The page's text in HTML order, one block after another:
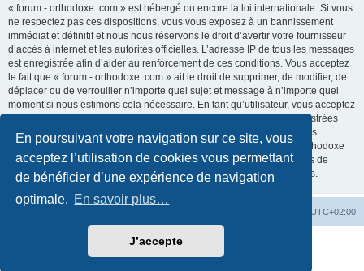
En poursuivant votre navigation sur ce site, vous
acceptez l’utilisation de cookies vous permettant
de bénéficier d’une expérience de navigation
optimale. En savoir plus…
J’accepte
« forum - orthodoxe .com » est hébergé ou encore la loi internationale. Si vous
ne respectez pas ces dispositions, vous vous exposez à un bannissement
immédiat et définitif et nous nous réservons le droit d’avertir votre fournisseur
d’accès à internet et les autorités officielles. L’adresse IP de tous les messages
est enregistrée afin d’aider au renforcement de ces conditions. Vous acceptez
le fait que « forum - orthodoxe .com » ait le droit de supprimer, de modifier, de
déplacer ou de verrouiller n’importe quel sujet et message à n’importe quel
moment si nous estimons cela nécessaire. En tant qu’utilisateur, vous acceptez
que toutes les informations que vous avez renseignées soient enregistrées
dans notre base de données. Bien que ces informations ne seront pas
diffusées à une tierce partie sans votre consentement, ni « forum - orthodoxe
.com », ni phpBB, ne pourront être tenus comme responsables en cas de
tentative de piratage informatique visant à compromettre vos données.
UTC+02:00
phpBB® Forum Software © phpBB Limited
©